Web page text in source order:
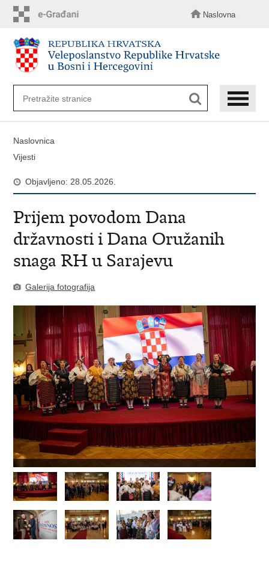
sadržaj
Naslovna
Naslovnica
Vijesti
Objavljeno: 28.05.2026.
Prijem povodom Dana
državnosti i Dana Oružanih
snaga RH u Sarajevu
Galerija fotografija